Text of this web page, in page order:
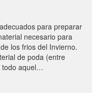
para preparar
necesario para
los frios del Invierno.
de poda (entre
todo aquel…